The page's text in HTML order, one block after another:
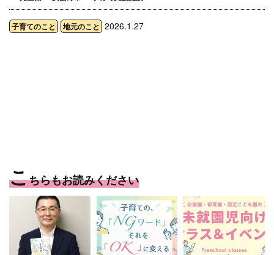
子育てのこと 地元のこと 2026.1.27
こちらもお読みください